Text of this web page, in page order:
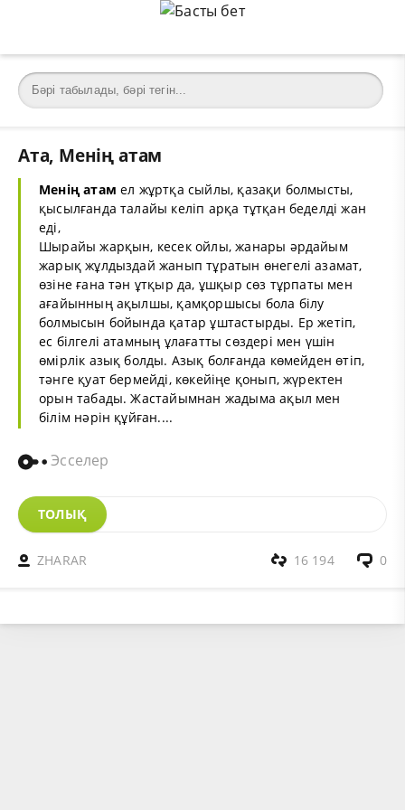
Ата, Менің атам
Менің атам ел жұртқа сыйлы, қазақи болмысты,
қысылғанда талайы келіп арқа тұтқан беделді жан
еді,
Шырайы жарқын, кесек ойлы, жанары әрдайым
жарық жұлдыздай жанып тұратын өнегелі азамат,
өзіне ғана тән ұтқыр да, ұшқыр сөз тұрпаты мен
ағайынның ақылшы, қамқоршысы бола білу
болмысын бойында қатар ұштастырды. Ер жетіп,
ес білгелі атамның ұлағатты сөздері мен үшін
өмірлік азық болды. Азық болғанда көмейден өтіп,
тәнге қуат бермейді, көкейіңе қонып, жүректен
орын табады. Жастайымнан жадыма ақыл мен
білім нәрін құйған....
Эсселер
ТОЛЫҚ
ZHARAR 0
16 194